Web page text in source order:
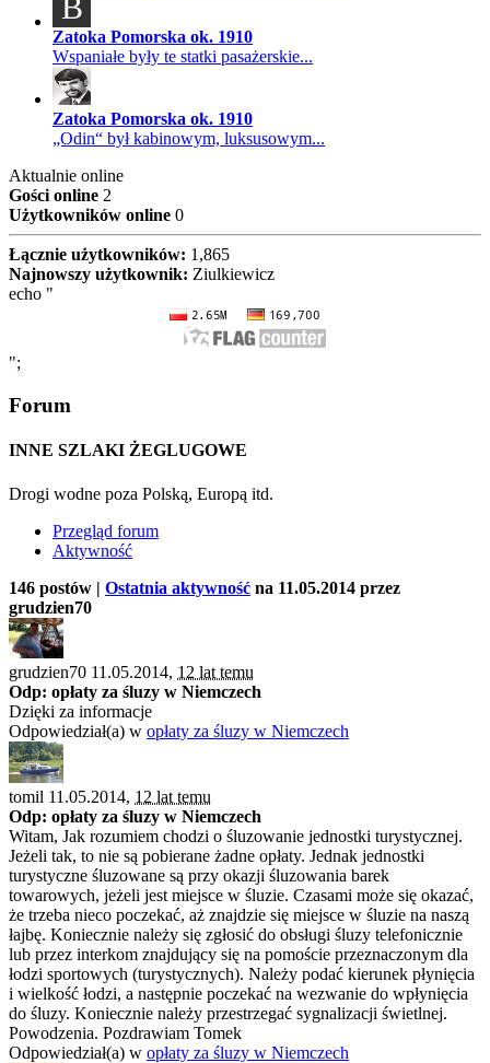
B
Zatoka Pomorska ok. 1910
Wspaniałe były te statki pasażerskie...
Zatoka Pomorska ok. 1910
„Odin“ był kabinowym, luksusowym...
Aktualnie online
Gości online 2
Użytkowników online 0
Łącznie użytkowników: 1,865
Najnowszy użytkownik: Ziulkiewicz
echo "
";
Forum
INNE SZLAKI ŻEGLUGOWE
Drogi wodne poza Polską, Europą itd.
Przegląd forum
Aktywność
146 postów | Ostatnia aktywność na 11.05.2014 przez
grudzien70
grudzien70 11.05.2014, 12 lat temu
Odp: opłaty za śluzy w Niemczech
Dzięki za informacje
Odpowiedział(a) w opłaty za śluzy w Niemczech
tomil 11.05.2014, 12 lat temu
Odp: opłaty za śluzy w Niemczech
Witam, Jak rozumiem chodzi o śluzowanie jednostki turystycznej.
Jeżeli tak, to nie są pobierane żadne opłaty. Jednak jednostki
turystyczne śluzowane są przy okazji śluzowania barek
towarowych, jeżeli jest miejsce w śluzie. Czasami może się okazać,
że trzeba nieco poczekać, aż znajdzie się miejsce w śluzie na naszą
łajbę. Koniecznie należy się zgłosić do obsługi śluzy telefonicznie
lub przez interkom znajdujący się na pomoście przeznaczonym dla
łodzi sportowych (turystycznych). Należy podać kierunek płynięcia
i wielkość łodzi, a następnie poczekać na wezwanie do wpłynięcia
do śluzy. Koniecznie należy przestrzegać sygnalizacji świetlnej.
Powodzenia. Pozdrawiam Tomek
Odpowiedział(a) w opłaty za śluzy w Niemczech